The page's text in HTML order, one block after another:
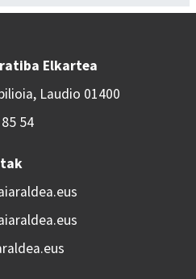
Elkartea
Laudio 01400
54